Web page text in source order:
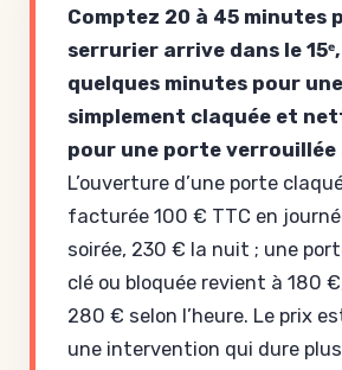
Comptez 20 à 45 minutes
serrurier arrive dans le
quelques minutes pour
simplement claquée et
pour une porte verrouillée
L’ouverture d’une porte
facturée 100 € TTC en
soirée, 230 € la nuit ; une
clé ou bloquée revient à 180
280 € selon l’heure. Le prix
une intervention qui dure